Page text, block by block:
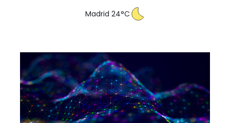
Madrid 24°C